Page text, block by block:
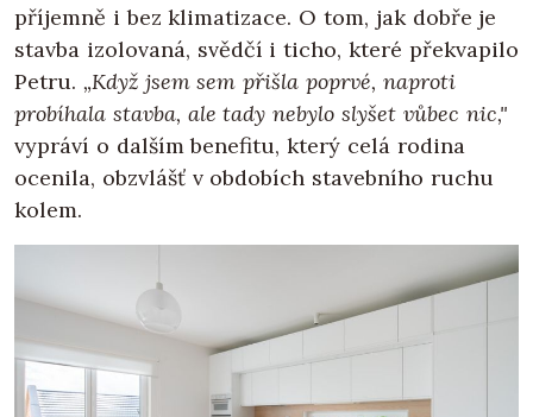
příjemně i bez klimatizace. O tom, jak dobře je
stavba izolovaná, svědčí i ticho, které překvapilo
Petru. „Když jsem sem přišla poprvé, naproti
probíhala stavba, ale tady nebylo slyšet vůbec nic,"
vypráví o dalším benefitu, který celá rodina
ocenila, obzvlášť v obdobích stavebního ruchu
kolem.